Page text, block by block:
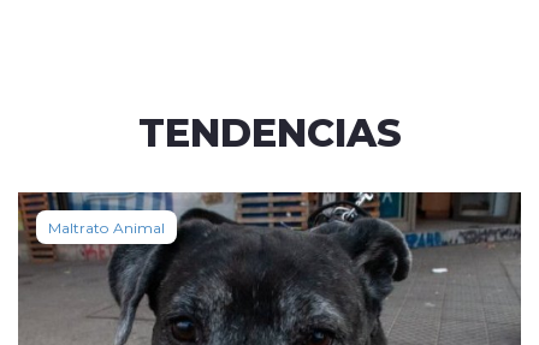
TENDENCIAS
Maltrato Animal